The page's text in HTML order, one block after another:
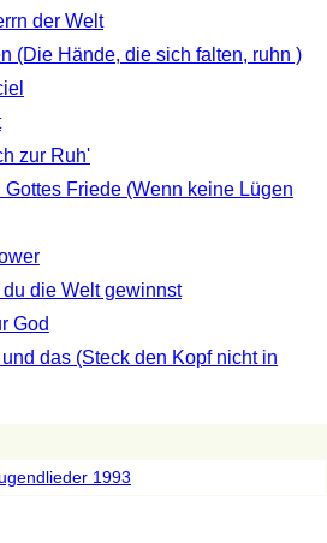
der Welt
(Die Hände, die sich falten, ruhn )
zur Ruh'
Friede (Wenn keine Lügen
die Welt gewinnst
God
das (Steck den Kopf nicht in
1993